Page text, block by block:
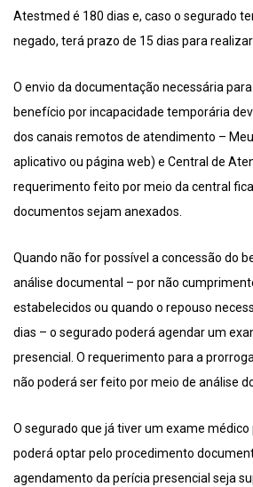
Atestmed é 180 dias e, caso o segurado
negado, terá prazo de 15 dias para
O envio da documentação necessária
benefício por incapacidade temporária
dos canais remotos de atendimento –
aplicativo ou página web) e Central de
requerimento feito por meio da central
documentos sejam anexados.
Quando não for possível a concessão do
análise documental – por não
estabelecidos ou quando o repouso
dias – o segurado poderá agendar um
presencial. O requerimento para a
não poderá ser feito por meio de análise
O segurado que já tiver um exame
poderá optar pelo procedimento
agendamento da perícia presencial seja